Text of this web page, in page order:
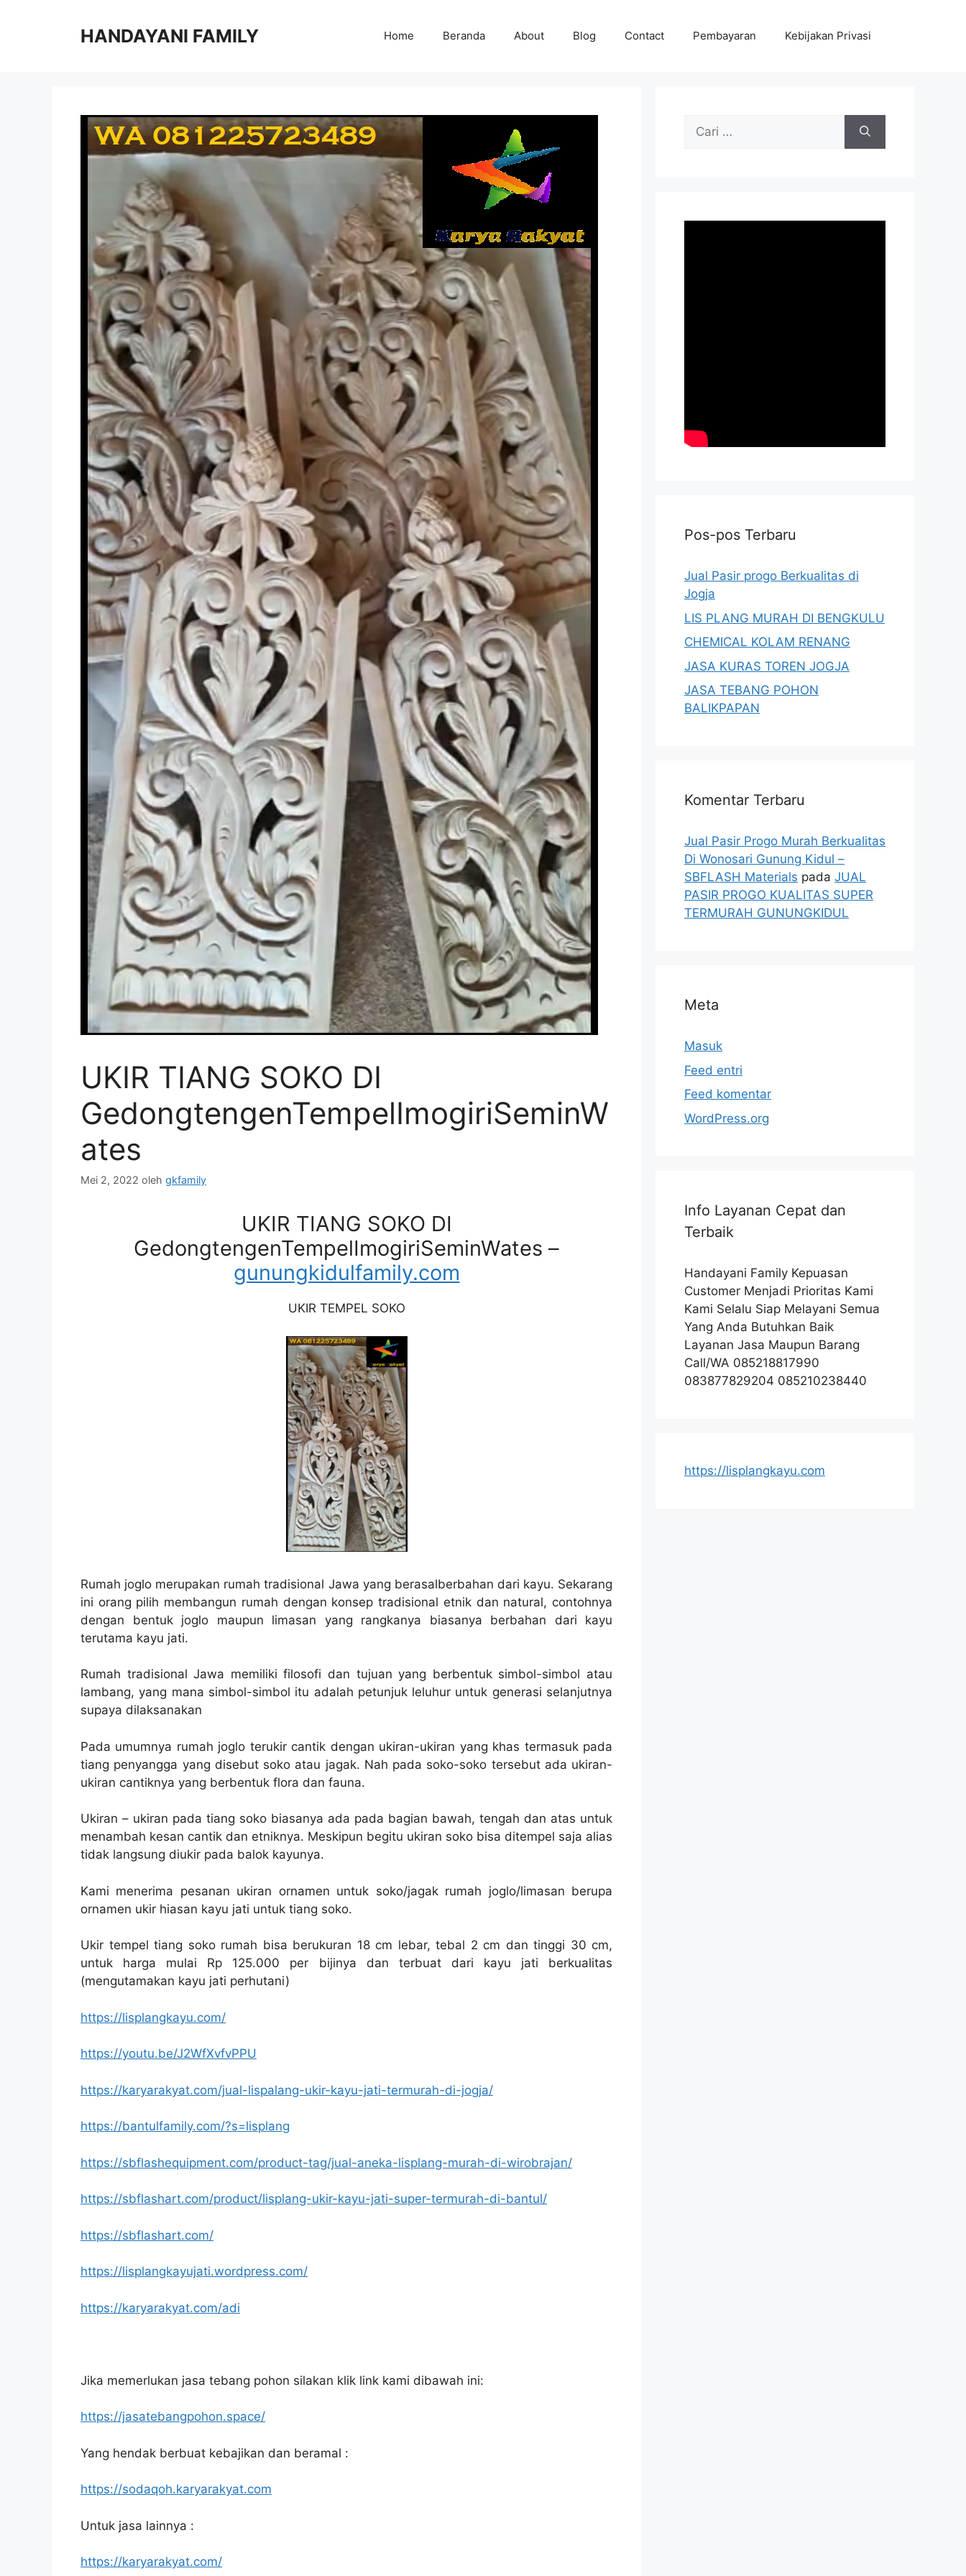
HANDAYANI FAMILY Home Beranda About Blog Contact Pembayaran Kebijakan Privasi
UKIR TIANG SOKO DI
GedongtengenTempelImogiriSeminW
ates
Mei 2, 2022 oleh gkfamily
UKIR TIANG SOKO DI
GedongtengenTempelImogiriSeminWates –
gunungkidulfamily.com
UKIR TEMPEL SOKO
Rumah joglo merupakan rumah tradisional Jawa yang berasalberbahan dari kayu. Sekarang
ini orang pilih membangun rumah dengan konsep tradisional etnik dan natural, contohnya
dengan bentuk joglo maupun limasan yang rangkanya biasanya berbahan dari kayu
terutama kayu jati.
Rumah tradisional Jawa memiliki filosofi dan tujuan yang berbentuk simbol-simbol atau
lambang, yang mana simbol-simbol itu adalah petunjuk leluhur untuk generasi selanjutnya
supaya dilaksanakan
Pada umumnya rumah joglo terukir cantik dengan ukiran-ukiran yang khas termasuk pada
tiang penyangga yang disebut soko atau jagak. Nah pada soko-soko tersebut ada ukiran-
ukiran cantiknya yang berbentuk flora dan fauna.
Ukiran – ukiran pada tiang soko biasanya ada pada bagian bawah, tengah dan atas untuk
menambah kesan cantik dan etniknya. Meskipun begitu ukiran soko bisa ditempel saja alias
tidak langsung diukir pada balok kayunya.
Kami menerima pesanan ukiran ornamen untuk soko/jagak rumah joglo/limasan berupa
ornamen ukir hiasan kayu jati untuk tiang soko.
Ukir tempel tiang soko rumah bisa berukuran 18 cm lebar, tebal 2 cm dan tinggi 30 cm,
untuk harga mulai Rp 125.000 per bijinya dan terbuat dari kayu jati berkualitas
(mengutamakan kayu jati perhutani)
https://lisplangkayu.com/
https://youtu.be/J2WfXvfvPPU
https://karyarakyat.com/jual-lispalang-ukir-kayu-jati-termurah-di-jogja/
https://bantulfamily.com/?s=lisplang
https://sbflashequipment.com/product-tag/jual-aneka-lisplang-murah-di-wirobrajan/
https://sbflashart.com/product/lisplang-ukir-kayu-jati-super-termurah-di-bantul/
https://sbflashart.com/
https://lisplangkayujati.wordpress.com/
https://karyarakyat.com/adi
Jika memerlukan jasa tebang pohon silakan klik link kami dibawah ini:
https://jasatebangpohon.space/
Yang hendak berbuat kebajikan dan beramal :
https://sodaqoh.karyarakyat.com
Untuk jasa lainnya :
https://karyarakyat.com/
Cari
Pos-pos Terbaru
Jual Pasir progo Berkualitas di
Jogja
LIS PLANG MURAH DI BENGKULU
CHEMICAL KOLAM RENANG
JASA KURAS TOREN JOGJA
JASA TEBANG POHON
BALIKPAPAN
Komentar Terbaru
Jual Pasir Progo Murah Berkualitas
Di Wonosari Gunung Kidul –
SBFLASH Materials pada JUAL
PASIR PROGO KUALITAS SUPER
TERMURAH GUNUNGKIDUL
Meta
Masuk
Feed entri
Feed komentar
WordPress.org
Info Layanan Cepat dan
Terbaik
Handayani Family Kepuasan
Customer Menjadi Prioritas Kami
Kami Selalu Siap Melayani Semua
Yang Anda Butuhkan Baik
Layanan Jasa Maupun Barang
Call/WA 085218817990
083877829204 085210238440
https://lisplangkayu.com